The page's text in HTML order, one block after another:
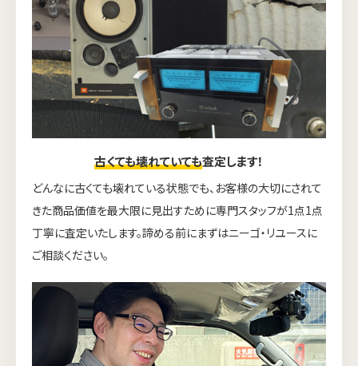
古くても壊れていても査定します！
どんなに古くても壊れている状態でも、お客様の大切にされて
きた商品価値を最大限に見出すために専門スタッフが1点1点
丁寧に査定いたします。諦める前にまずはニーゴ・リユースに
ご相談ください。